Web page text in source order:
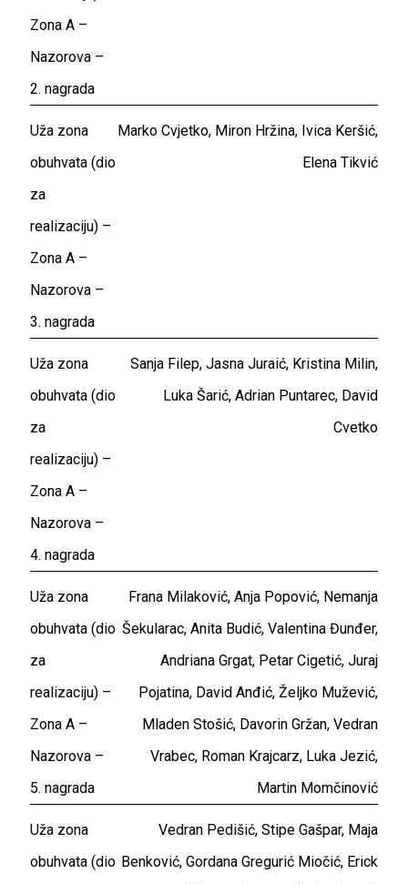
Zona A –
Nazorova –
2. nagrada
Uža zona
obuhvata (dio
za
realizaciju) –
Zona A –
Nazorova –
3. nagrada
Marko Cvjetko, Miron Hržina, Ivica Keršić,
Elena Tikvić
Uža zona
obuhvata (dio
za
realizaciju) –
Zona A –
Nazorova –
4. nagrada
Sanja Filep, Jasna Juraić, Kristina Milin,
Luka Šarić, Adrian Puntarec, David
Cvetko
Uža zona
obuhvata (dio
za
realizaciju) –
Zona A –
Nazorova –
5. nagrada
Frana Milaković, Anja Popović, Nemanja
Šekularac, Anita Budić, Valentina Đunđer,
Andriana Grgat, Petar Cigetić, Juraj
Pojatina, David Anđić, Željko Mužević,
Mladen Stošić, Davorin Gržan, Vedran
Vrabec, Roman Krajcarz, Luka Jezić,
Martin Momčinović
Uža zona
obuhvata (dio
Vedran Pedišić, Stipe Gašpar, Maja
Benković, Gordana Gregurić Miočić, Erick